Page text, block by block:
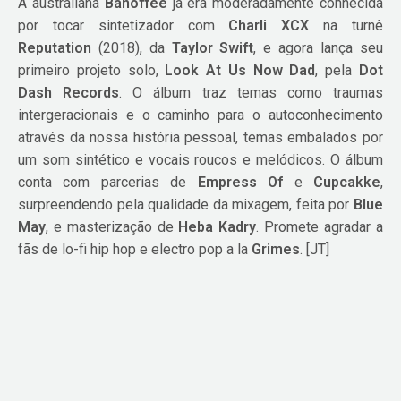
por tocar sintetizador com Charli XCX na turnê
Reputation (2018), da Taylor Swift, e agora lança seu
primeiro projeto solo, Look At Us Now Dad, pela Dot
Dash Records. O álbum traz temas como traumas
intergeracionais e o caminho para o autoconhecimento
através da nossa história pessoal, temas embalados por
um som sintético e vocais roucos e melódicos. O álbum
conta com parcerias de Empress Of e Cupcakke,
surpreendendo pela qualidade da mixagem, feita por Blue
May, e masterização de Heba Kadry. Promete agradar a
fãs de lo-fi hip hop e electro pop a la Grimes. [JT]